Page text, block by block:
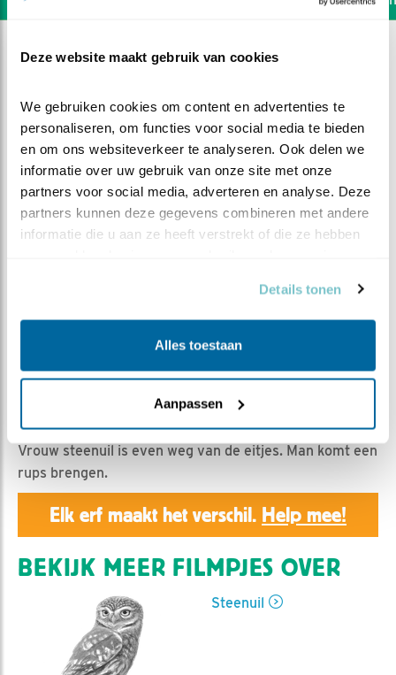
Deze website maakt gebruik van cookies
We gebruiken cookies om content en advertenties te
personaliseren, om functies voor social media te bieden
en om ons websiteverkeer te analyseren. Ook delen we
informatie over uw gebruik van onze site met onze
partners voor social media, adverteren en analyse. Deze
partners kunnen deze gegevens combineren met andere
informatie die u aan ze heeft verstrekt of die ze hebben
Details tonen
Alles toestaan
Aanpassen
Ik moet mijn rups kwijt
Geert | Geplaatst op 20 april 2020, 23:50 |
Vrouw steenuil is even weg van de eitjes. Man komt een
rups brengen.
Elk erf maakt het verschil. Help mee!
BEKIJK MEER FILMPJES OVER
Steenuil